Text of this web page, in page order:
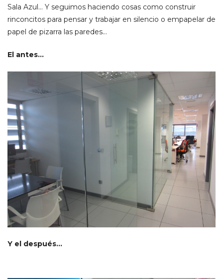
Sala Azul… Y seguimos haciendo cosas como construir
rinconcitos para pensar y trabajar en silencio o empapelar de
papel de pizarra las paredes…
El antes…
Y el después…